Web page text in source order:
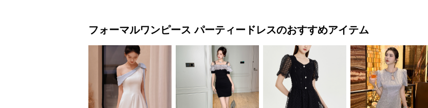
フォーマルワンピース パーティードレスのおすすめアイテム